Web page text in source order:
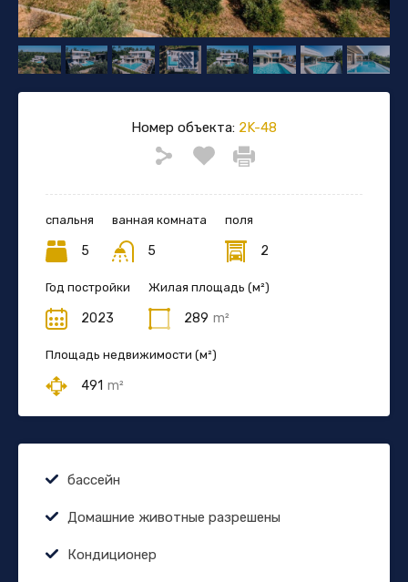
Номер объекта: 2K-48
спальня
5
ванная комната
5
поля
2
Год постройки
2023
Жилая площадь (м²)
289 m²
Площадь недвижимости (м²)
491 m²
бассейн
Домашние животные разрешены
Кондиционер